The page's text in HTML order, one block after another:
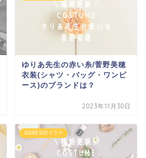
ゆりあ先生の赤い糸/菅野美穂
衣装(シャツ・バッグ・ワンピ
ース)のブランドは？
2023年11月30日
2023年10月ドラマ